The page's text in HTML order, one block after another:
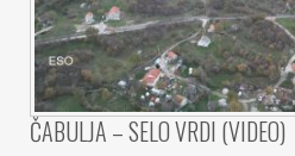
ČABULJA – SELO VRDI (VIDEO)